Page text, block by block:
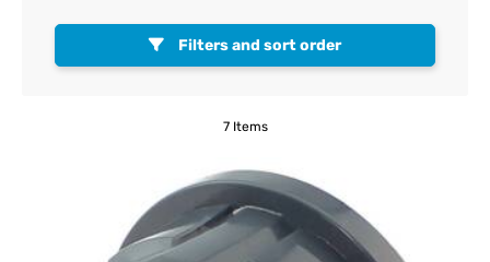
Filters and sort order
7 Items